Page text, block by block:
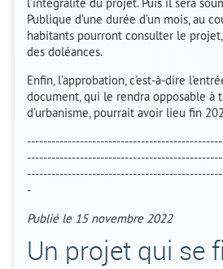
Publique d’une durée d’un mois, au
habitants pourront consulter le
des doléances.
Enfin, l’approbation, c’est-à-dire
document, qui le rendra opposable à
d’urbanisme, pourrait avoir lieu fin
-
Publié le 15 novembre 2022
Un projet qui se